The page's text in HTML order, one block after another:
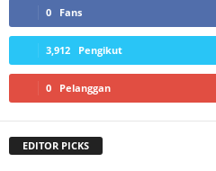
0 Fans
3,912 Pengikut
0 Pelanggan
EDITOR PICKS